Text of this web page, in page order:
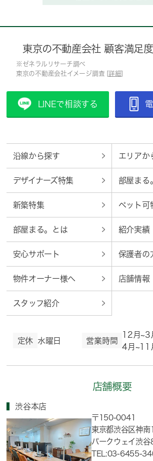
東京の不動産会社 顧客満足度
※ゼネラルリサーチ調べ
東京の不動産会社イメージ調査 [ 詳細
LINEで相談する
沿線から探す エリアか
デザイナーズ特集 部屋まる
新築特集 ペット可
部屋まる。とは 紹介実績
安心サポート 保護者の
物件オーナー様へ 店舗情報
スタッフ紹介
定休 水曜日 営業時間
12月
4月~11
店舗概要
渋谷本店
〒150-0041
東京都渋谷区神
パークウェイ渋谷
TEL:03-6455-